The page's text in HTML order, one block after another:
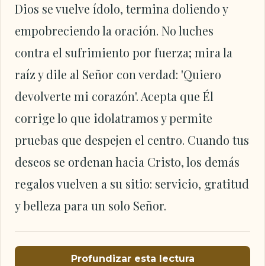
Dios se vuelve ídolo, termina doliendo y
empobreciendo la oración. No luches
contra el sufrimiento por fuerza; mira la
raíz y dile al Señor con verdad: 'Quiero
devolverte mi corazón'. Acepta que Él
corrige lo que idolatramos y permite
pruebas que despejen el centro. Cuando tus
deseos se ordenan hacia Cristo, los demás
regalos vuelven a su sitio: servicio, gratitud
y belleza para un solo Señor.
Profundizar esta lectura